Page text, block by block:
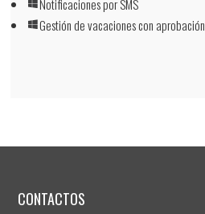
Notificaciones por SMS
Gestión de vacaciones con aprobación
CONTACTOS